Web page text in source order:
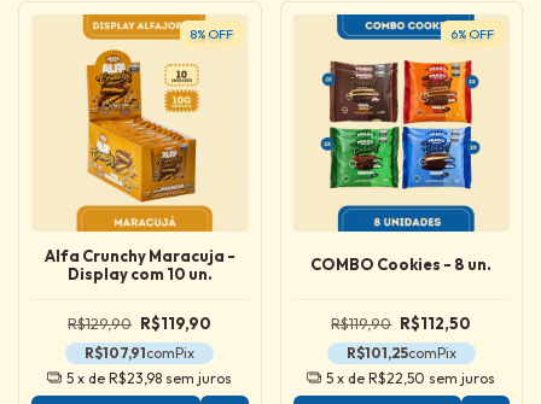
8% OFF
Alfa Crunchy Maracuja -
Display com 10 un.
R$129,90 R$119,90
R$107,91comPix
5 x deR$23,98 sem juros
6% OFF
COMBO Cookies - 8 un.
R$119,90 R$112,50
R$101,25comPix
5 x deR$22,50 sem juros